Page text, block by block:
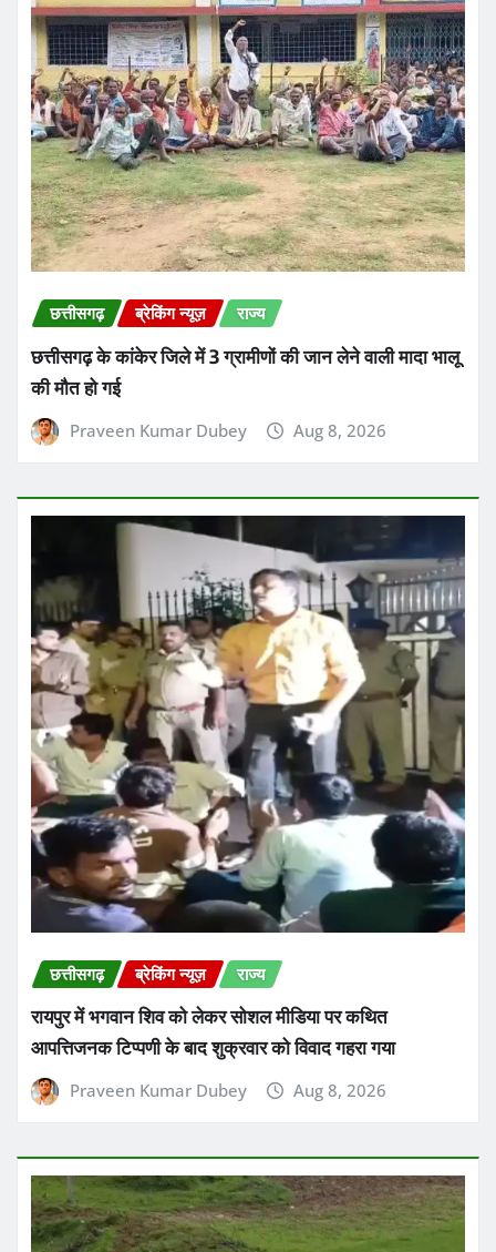
छत्तीसगढ़ के कांकेर जिले में 3 ग्रामीणों की जान लेने वाली मादा भालू
की मौत हो गई
Praveen Kumar Dubey Aug 8, 2026
छत्तीसगढ़ ब्रेकिंग न्यूज़
रायपुर में भगवान शिव को लेकर सोशल मीडिया पर कथित
आपत्तिजनक टिप्पणी के बाद शुक्रवार को विवाद गहरा गया
Praveen Kumar Dubey Aug 8, 2026
छत्तीसगढ़ ब्रेकिंग न्यूज़ राज्य